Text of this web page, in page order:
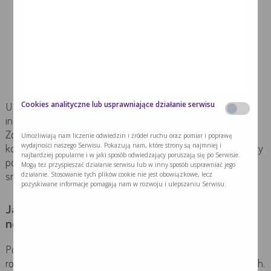
U każdego chorego zaburzenia smaku są kwestią
indywidualną, odczuwaną z różnym stopniem nasilenia.
Zdarza się, że takie wrażenia są wywoływane przez
konkretne artykuły spożywcze. Przykładowo, często produkty
pochodzenia zwierzęcego odbierane są jako metaliczne w
smaku.
Jak długo trwają zaburzenia smaku w chorobie
nowotworowej?
Powyższe objawy mogą wystąpić już następnego dnia po
rozpoczęciu leczenia i zazwyczaj ustępują po 6-8 tygodniach.
Cookies analityczne lub usprawniające działanie serwisu
Umożliwiają nam liczenie odwiedzin i źródeł ruchu oraz pomiar i poprawę
wydajności naszego Serwisu. Pokazują nam, które strony są najmniej i
najbardziej popularne i w jaki sposób odwiedzający poruszają się po Serwisie.
Mogą też przyspieszać działanie serwisu lub w inny sposób usprawniać jego
działanie. Stosowanie tych plików cookie nie jest obowiązkowe, lecz
pozyskiwane informacje pomagają nam w rozwoju i ulepszaniu Serwisu.